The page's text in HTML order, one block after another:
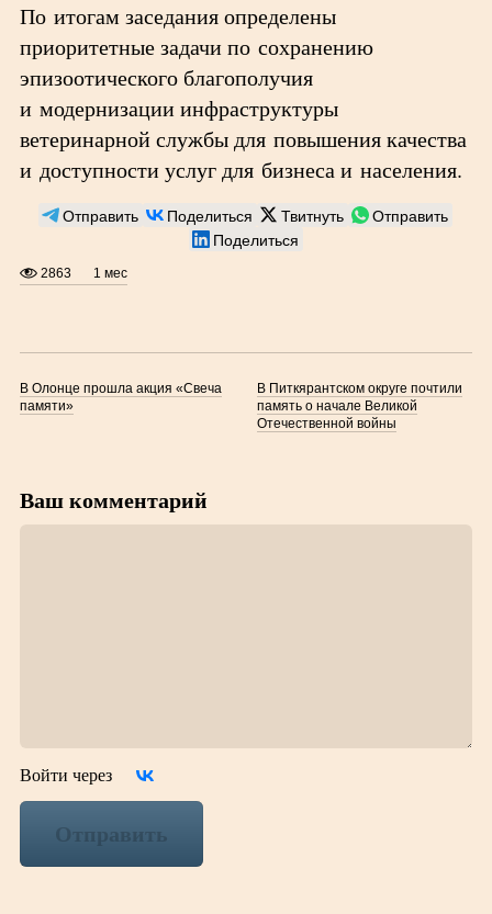
По итогам заседания определены
приоритетные задачи по сохранению
эпизоотического благополучия
и модернизации инфраструктуры
ветеринарной службы для повышения качества
и доступности услуг для бизнеса и населения.
Отправить Поделиться Твитнуть
Отправить
Поделиться
2863 1 мес
В Олонце прошла акция «Свеча
памяти»
В Питкярантском округе почтили
память о начале Великой
Отечественной войны
Ваш комментарий
Войти через
Отправить